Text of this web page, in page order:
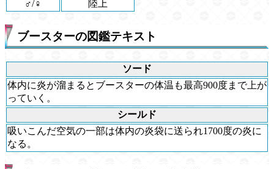
♂/♀ 陸上
ブースターの図鑑テキスト
ソード
体内に炎が溜まるとブースターの体温も最高900度まで上が
っていく。
シールド
吸いこんだ空気の一部は体内の炎袋に送られ1700度の炎に
なる。